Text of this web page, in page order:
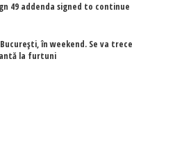
49 addenda signed to continue
în weekend. Se va trece
la furtuni